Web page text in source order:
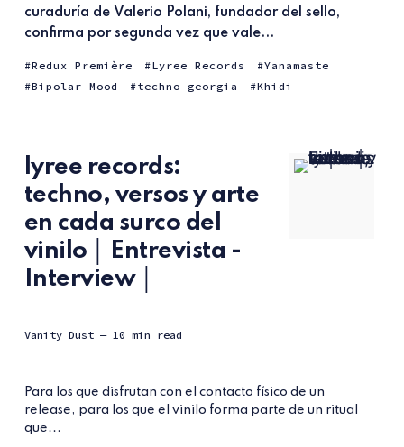
curaduría de Valerio Polani, fundador del sello,
confirma por segunda vez que vale...
Redux Première Lyree Records
Yanamaste
Bipolar Mood
techno georgia Khidi
lyree records:
techno, versos y arte
en cada surco del
vinilo │ Entrevista -
Interview │
Vanity Dust — 10 min read
Para los que disfrutan con el contacto físico de un
release, para los que el vinilo forma parte de un ritual
que...